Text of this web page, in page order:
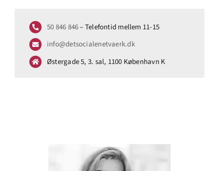
50 846 846– Telefontid mellem 11-15
info@detsocialenetvaerk.dk
Østergade 5, 3. sal, 1100 København K